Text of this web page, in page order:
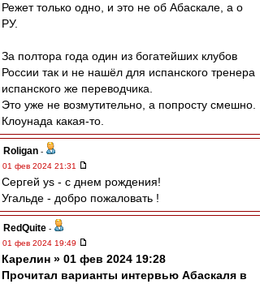
Режет только одно, и это не об Абаскале, а о
РУ.
За полтора года один из богатейших клубов
России так и не нашёл для испанского тренера
испанского же переводчика.
Это уже не возмутительно, а попросту смешно.
Клоунада какая-то.
Roligan -
01 фев 2024 21:31
Сергей ys - с днем рождения!
Угальде - добро пожаловать !
RedQuite -
01 фев 2024 19:49
Карелин » 01 фев 2024 19:28
Прочитал варианты интервью Абаскаля в